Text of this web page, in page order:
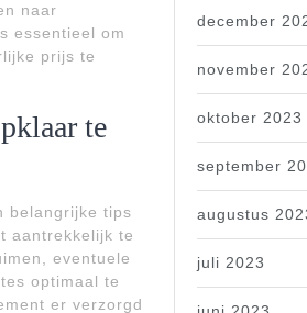
naar
essentieel om
prijs te
te
belangrijke tips
aantrekkelijk te
eventuele
optimaal te
er verzorgd
december
november
oktober 2023
september
augustus
juli 2023